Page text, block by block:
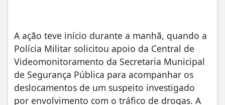
A ação teve início durante a manhã, quando a
Polícia Militar solicitou apoio da Central de
Videomonitoramento da Secretaria Municipal
de Segurança Pública para acompanhar os
deslocamentos de um suspeito investigado
por envolvimento com o tráfico de drogas. A